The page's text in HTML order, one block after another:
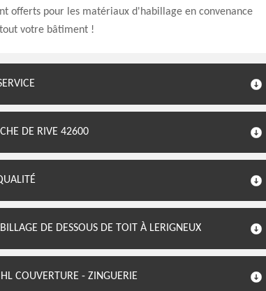
offerts pour les matériaux d'habillage en convenance
votre bâtiment !
DE RIVE 42600
DE DESSOUS DE TOIT À LERIGNEUX
COUVERTURE - ZINGUERIE